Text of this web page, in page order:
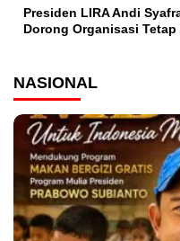
Presiden LIRA Andi
Dorong Organisasi
NASIONAL